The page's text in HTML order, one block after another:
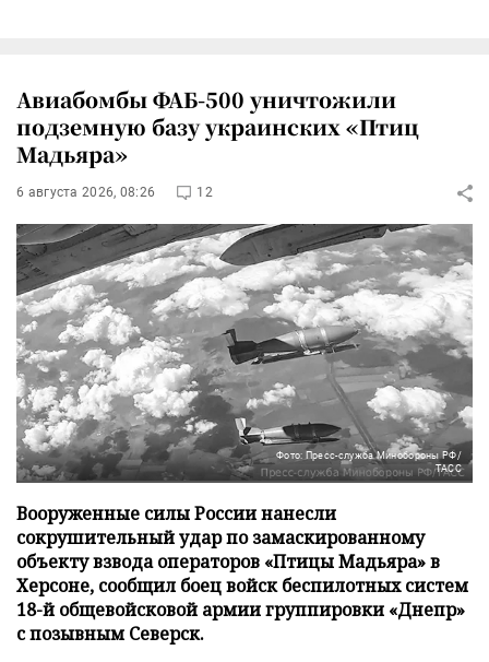
Авиабомбы ФАБ-500 уничтожили
подземную базу украинских «Птиц
Мадьяра»
6 августа 2026, 08:26 12
Фото: Пресс-служба Минобороны РФ/
ТАСС
Вооруженные силы России нанесли
сокрушительный удар по замаскированному
объекту взвода операторов «Птицы Мадьяра» в
Херсоне, сообщил боец войск беспилотных систем
18-й общевойсковой армии группировки «Днепр»
с позывным Северск.